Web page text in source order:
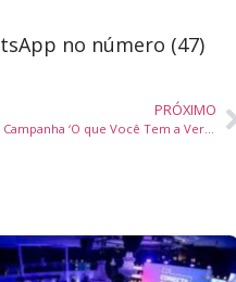
no número (47)
PRÓXIMO
SINDAF/SC e ALESC Reforçam Apoio à Campanha ‘O que Você Tem a Ver com Finanças Públicas?